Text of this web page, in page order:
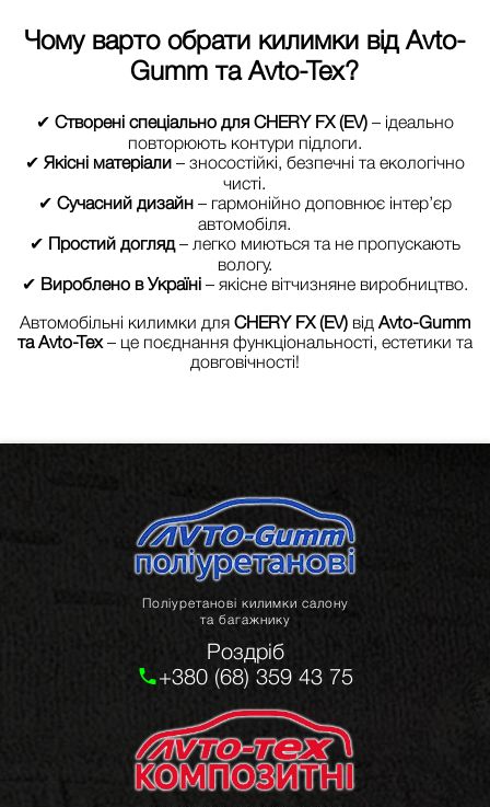
Чому варто обрати килимки від Avto-
Gumm та Avto-Tex?
✔ Створені спеціально для CHERY FX (EV)– ідеально
повторюють контури підлоги.
✔ Якісні матеріали– зносостійкі, безпечні та екологічно
чисті.
✔ Сучасний дизайн– гармонійно доповнює інтер’єр
автомобіля.
✔ Простий догляд– легко миються та не пропускають
вологу.
✔ Вироблено в Україні– якісне вітчизняне виробництво.
Автомобільні килимки для CHERY FX (EV)від Avto-Gumm
та Avto-Tex– це поєднання функціональності, естетики та
довговічності!
Поліуретанові килимки салону
та багажнику
Роздріб
+380 (68) 359 43 75